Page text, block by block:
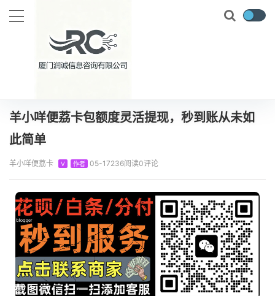
当前位置： 首页 知识百科
羊小咩便荔卡包额度灵活提现，秒到账从未如
此简单
羊小咩便荔卡 V 作者 05-17236阅读0评论